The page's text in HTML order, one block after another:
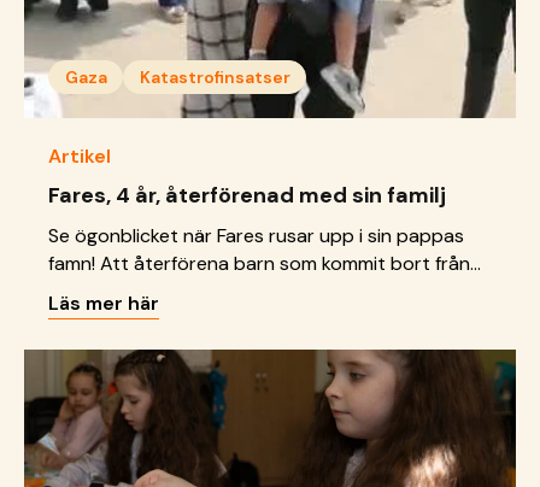
Gaza Katastrofinsatser
Artikel
Fares, 4 år, återförenad med sin familj
Se ögonblicket när Fares rusar upp i sin pappas
famn! Att återförena barn som kommit bort från
sina föräldrar är en viktig del av vårt
katastrofarbete.
Läs mer här